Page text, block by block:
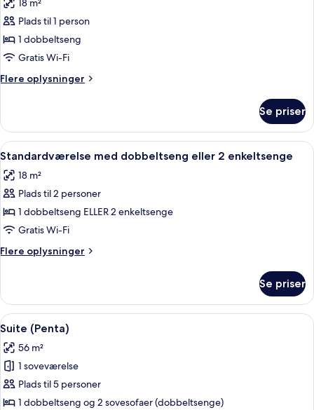
billeder
af
Standardenkeltværelse
18 m²
Plads til 1 person
1 dobbeltseng
Gratis Wi-Fi
Flere oplysninger
Flere
Se priser
Indlæs
alle
billeder
af
Standardværelse
med
dobbeltseng
eller
enkeltsenge
Allergivenligt sengetøj, pengeskab
6
Standardværelse med dobbeltseng eller 2 enkeltsenge
18 m²
Plads til 2 personer
1 dobbeltseng ELLER 2 enkeltsenge
Gratis Wi-Fi
Flere oplysninger
Flere
med
dobbeltseng
eller
enkeltsenge
Se priser
Indlæs
alle
billeder
af
Suite
(Penta)
Suite (Penta) | Opholdsområde |
6
Suite (Penta)
56 m²
1 soveværelse
Plads til 5 personer
1 dobbeltseng og 2 sovesofaer (dobbeltsenge)